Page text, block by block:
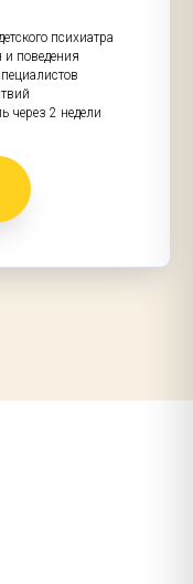
психиатра
поведения
через 2 недели